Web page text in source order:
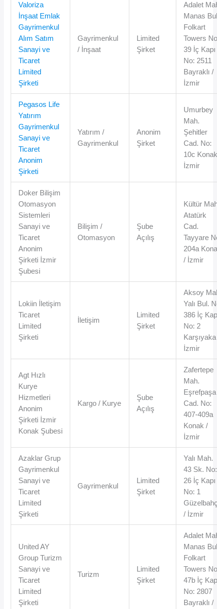
Valoriza
İnşaat Emlak
Gayrimenkul
Alım Satım
Sanayi ve
Ticaret
Limited
Şirketi
Gayrimenkul
/ İnşaat
Limited
Şirket
Adalet
Manas
Folkart
Towers
39 İç Kapı
No: 2511
Bayraklı /
İzmir
Pegasos Life
Yatırım
Gayrimenkul
Sanayi ve
Ticaret
Anonim
Şirketi
Yatırım /
Gayrimenkul
Anonim
Şirket
Umurbey
Mah.
Şehitler
Cad. No:
10c
İzmir
Doker Bilişim
Otomasyon
Sistemleri
Sanayi ve
Ticaret
Anonim
Şirketi İzmir
Şubesi
Bilişim /
Otomasyon
Şube
Açılış
Kültür
Atatürk
Cad.
Tayyare
204a
/ İzmir
Lokiin İletişim
Ticaret
Limited
Şirketi
İletişim
Limited
Şirket
Aksoy
Yalı Bul.
386 İç
No: 2
İzmir
Agt Hızlı
Kurye
Hizmetleri
Anonim
Şirketi İzmir
Konak Şubesi
Kargo / Kurye
Şube
Açılış
Zafertepe
Mah.
Eşrefpaşa
Cad. No:
407-409a
Konak /
İzmir
Azaklar Grup
Gayrimenkul
Sanayi ve
Ticaret
Limited
Şirketi
Gayrimenkul
Limited
Şirket
Yalı Mah.
43 Sk. No:
26 İç Kapı
No: 1
/ İzmir
United AY
Group Turizm
Sanayi ve
Ticaret
Limited
Şirketi
Turizm
Limited
Şirket
Adalet
Manas
Folkart
Towers
47b İç
No: 2807
Bayraklı /